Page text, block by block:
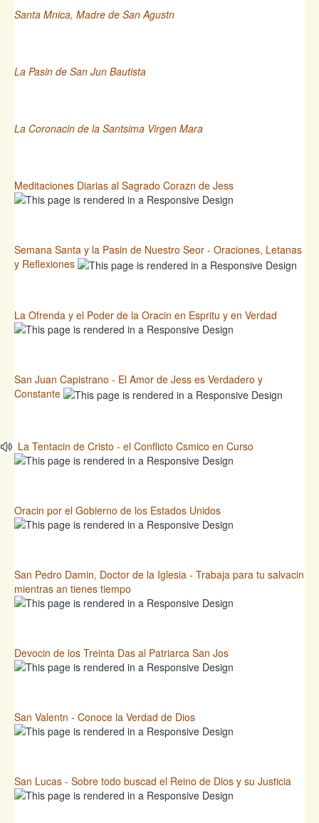
Santa Mnica, Madre de San Agustn
La Pasin de San Jun Bautista
La Coronacin de la Santsima Virgen Mara
Meditaciones Diarias al Sagrado Corazn de Jess
Semana Santa y la Pasin de Nuestro Seor - Oraciones, Letanas
y Reflexiones
La Ofrenda y el Poder de la Oracin en Espritu y en Verdad
San Juan Capistrano - El Amor de Jess es Verdadero y
Constante
La Tentacin de Cristo - el Conflicto Csmico en Curso
Oracin por el Gobierno de los Estados Unidos
San Pedro Damin, Doctor de la Iglesia - Trabaja para tu salvacin
mientras an tienes tiempo
Devocin de los Treinta Das al Patriarca San Jos
San Valentn - Conoce la Verdad de Dios
San Lucas - Sobre todo buscad el Reino de Dios y su Justicia